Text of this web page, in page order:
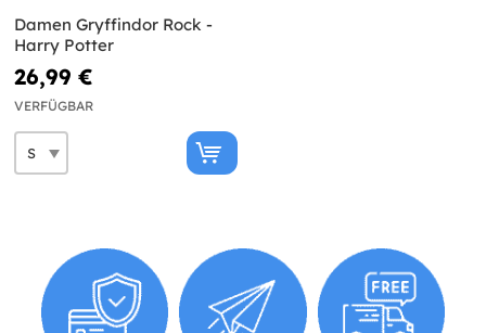
Damen Gryffindor Rock -
Harry Potter
26,99 €
VERFÜGBAR